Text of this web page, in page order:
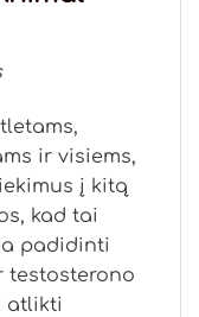
ir visiems,
į kitą
kad tai
padidinti
testosterono
atlikti